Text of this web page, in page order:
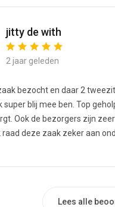
jitty de with
2 jaar geleden
bezocht en daar 2
super blij mee ben. Top
Ook de bezorgers zijn zeer
deze zaak zeker aan
Lees alle